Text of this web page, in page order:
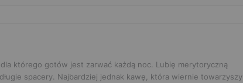
którego gotów jest zarwać każdą noc. Lubię merytoryczną
spacery. Najbardziej jednak kawę, która wiernie towarzyszy